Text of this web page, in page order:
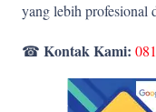
yang lebih profesional
☎ Kontak Kami: